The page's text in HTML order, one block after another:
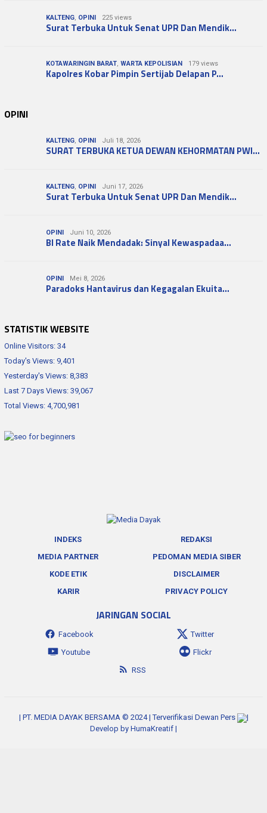
KALTENG, OPINI 225 views
Surat Terbuka Untuk Senat UPR Dan Mendik…
KOTAWARINGIN BARAT, WARTA KEPOLISIAN 179 views
Kapolres Kobar Pimpin Sertijab Delapan P…
OPINI
KALTENG, OPINI Juli 18, 2026
SURAT TERBUKA KETUA DEWAN KEHORMATAN PWI…
KALTENG, OPINI Juni 17, 2026
Surat Terbuka Untuk Senat UPR Dan Mendik…
OPINI Juni 10, 2026
BI Rate Naik Mendadak: Sinyal Kewaspadaa…
OPINI Mei 8, 2026
Paradoks Hantavirus dan Kegagalan Ekuita…
STATISTIK WEBSITE
Online Visitors: 34
Today's Views: 9,401
Yesterday's Views: 8,383
Last 7 Days Views: 39,067
Total Views: 4,700,981
INDEKS
REDAKSI
MEDIA PARTNER
PEDOMAN MEDIA SIBER
KODE ETIK
DISCLAIMER
KARIR
PRIVACY POLICY
JARINGAN SOCIAL
Facebook
Twitter
Youtube
Flickr
RSS
| PT. MEDIA DAYAK BERSAMA © 2024 | Terverifikasi Dewan Pers
|
Develop by HumaKreatif |